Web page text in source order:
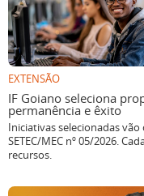
EXTENSÃO
IF Goiano seleciona
permanência e êxito
Iniciativas selecionadas
SETEC/MEC nº 05/2026.
recursos.